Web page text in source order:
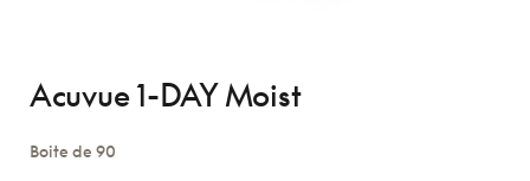
Acuvue 1-DAY Moist
Boite de 90